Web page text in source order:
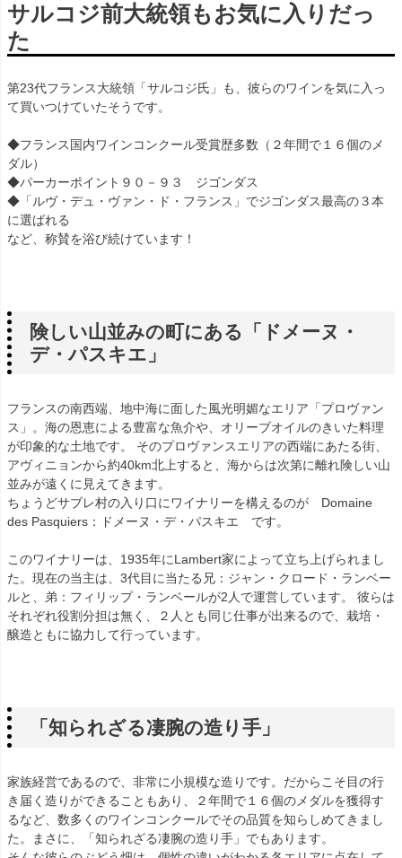
サルコジ前大統領もお気に入りだっ
た
第23代フランス大統領「サルコジ氏」も、彼らのワインを気に入っ
て買いつけていたそうです。
◆フランス国内ワインコンクール受賞歴多数（２年間で１６個のメ
ダル）
◆パーカーポイント９０－９３ ジゴンダス
◆「ルヴ・デュ・ヴァン・ド・フランス」でジゴンダス最高の３本
に選ばれる
など、称賛を浴び続けています！
険しい山並みの町にある「ドメーヌ・
デ・パスキエ」
フランスの南西端、地中海に面した風光明媚なエリア「プロヴァン
ス」。海の恩恵による豊富な魚介や、オリーブオイルのきいた料理
が印象的な土地です。 そのプロヴァンスエリアの西端にあたる街、
アヴィニョンから約40km北上すると、海からは次第に離れ険しい山
並みが遠くに見えてきます。
ちょうどサブレ村の入り口にワイナリーを構えるのが Domaine
des Pasquiers：ドメーヌ・デ・パスキエ です。
このワイナリーは、1935年にLambert家によって立ち上げられまし
た。現在の当主は、3代目に当たる兄：ジャン・クロード・ランベー
ルと、弟：フィリップ・ランベールが2人で運営しています。 彼らは
それぞれ役割分担は無く、２人とも同じ仕事が出来るので、栽培・
醸造ともに協力して行っています。
「知られざる凄腕の造り手」
家族経営であるので、非常に小規模な造りです。だからこそ目の行
き届く造りができることもあり、２年間で１６個のメダルを獲得す
るなど、数多くのワインコンクールでその品質を知らしめてきまし
た。まさに、「知られざる凄腕の造り手」でもあります。